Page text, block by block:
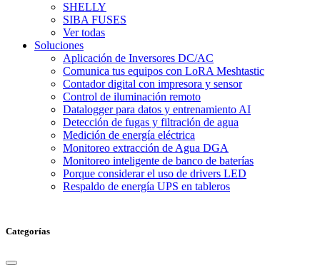
SHELLY
SIBA FUSES
Ver todas
Soluciones
Aplicación de Inversores DC/AC
Comunica tus equipos con LoRA Meshtastic
Contador digital con impresora y sensor
Control de iluminación remoto
Datalogger para datos y entrenamiento AI
Detección de fugas y filtración de agua
Medición de energía eléctrica
Monitoreo extracción de Agua DGA
Monitoreo inteligente de banco de baterías
Porque considerar el uso de drivers LED
Respaldo de energía UPS en tableros
Categorías